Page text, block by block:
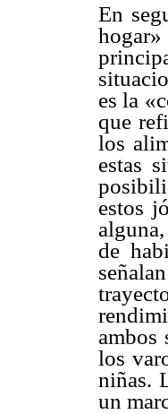
En
es la
que
los
estas
estos
de
ambos
los
niñas.
un